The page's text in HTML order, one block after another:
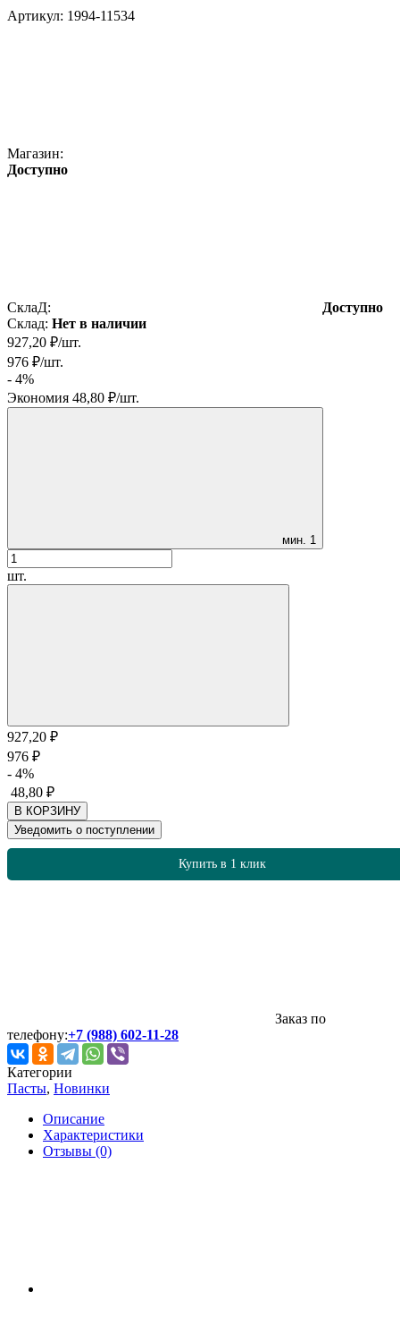
Артикул: 1994-11534
Магазин:
Доступно
СклаД:
Доступно
Склад: Нет в наличии
927,20 ₽/шт.
976 ₽/шт.
- 4%
Экономия 48,80 ₽/шт.
мин. 1
шт.
927,20 ₽
976 ₽
- 4%
48,80 ₽
В КОРЗИНУ
Уведомить о поступлении
Купить в 1 клик
Заказ по
телефону:+7 (988) 602-11-28
Категории
Пасты, Новинки
Описание
Характеристики
Отзывы (0)